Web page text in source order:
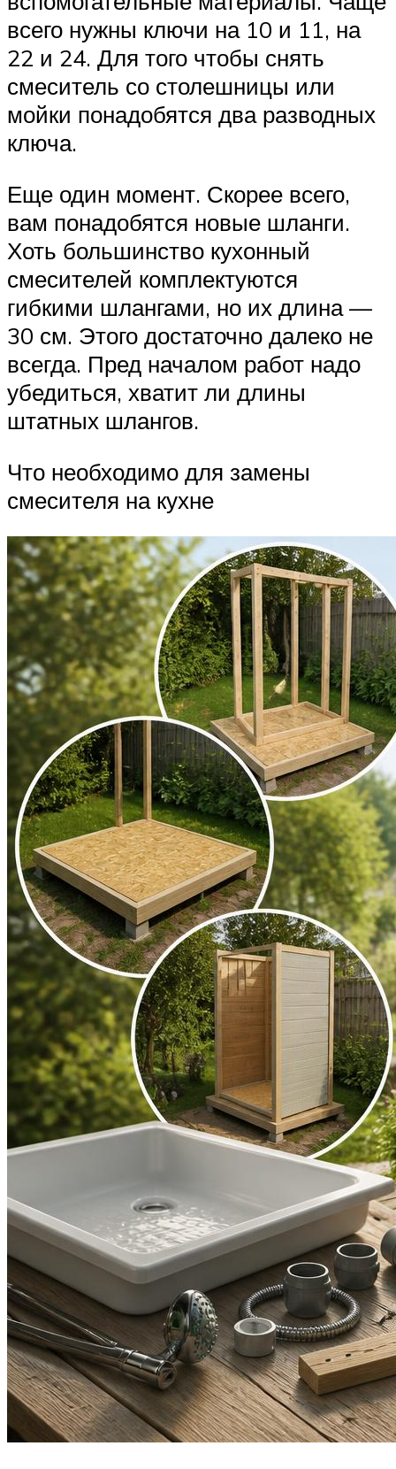
всего нужны ключи на 10 и 11, на
22 и 24. Для того чтобы снять
смеситель со столешницы или
мойки понадобятся два разводных
ключа.
Еще один момент. Скорее всего,
вам понадобятся новые шланги.
Хоть большинство кухонный
смесителей комплектуются
гибкими шлангами, но их длина —
30 см. Этого достаточно далеко не
всегда. Пред началом работ надо
убедиться, хватит ли длины
штатных шлангов.
Что необходимо для замены
смесителя на кухне